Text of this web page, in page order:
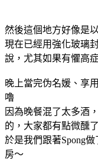
然後這個地方好像是
現在已經用強化玻璃
說，尤其如果有懼高
晚上當完伪名媛、享
嚕
因為晚餐混了太多酒
的，大家都有點微醺了
於是我們跟著Spong
房～